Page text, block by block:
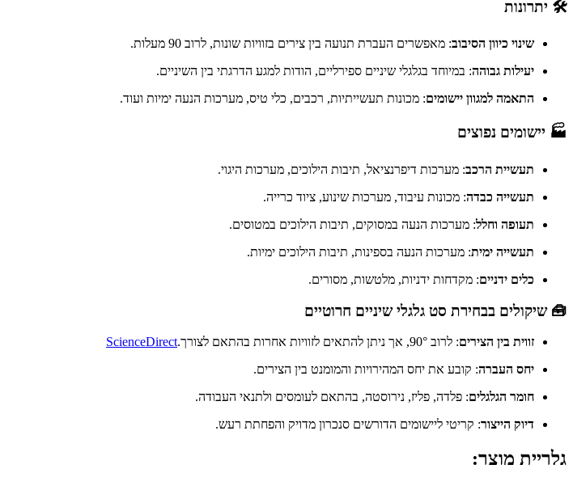
🛠️ יתרונות
שינוי כיוון הסיבוב: מאפשרים העברת תנועה בין צירים בזוויות שונות, לרוב 90 מעלות.
יעילות גבוהה: במיוחד בגלגלי שיניים ספירליים, הודות למגע הדרגתי בין השיניים.
התאמה למגוון יישומים: מכונות תעשייתיות, רכבים, כלי טיס, מערכות הנעה ימיות ועוד.
🏭 יישומים נפוצים
תעשיית הרכב: מערכות דיפרנציאל, תיבות הילוכים, מערכות היגוי.
תעשייה כבדה: מכונות עיבוד, מערכות שינוע, ציוד כרייה.
תעופה וחלל: מערכות הנעה במסוקים, תיבות הילוכים במטוסים.
תעשייה ימית: מערכות הנעה בספינות, תיבות הילוכים ימיות.
כלים ידניים: מקדחות ידניות, מלטשות, מסורים.
🧰 שיקולים בבחירת סט גלגלי שיניים חרוטיים
זווית בין הצירים: לרוב 90°, אך ניתן להתאים לזוויות אחרות בהתאם לצורך.
ScienceDirect
יחס העברה: קובע את יחס המהירויות והמומנט בין הצירים.
חומר הגלגלים: פלדה, פליז, נירוסטה, בהתאם לעומסים ולתנאי העבודה.
דיוק הייצור: קריטי ליישומים הדורשים סנכרון מדויק והפחתת רעש.
גלריית מוצר: